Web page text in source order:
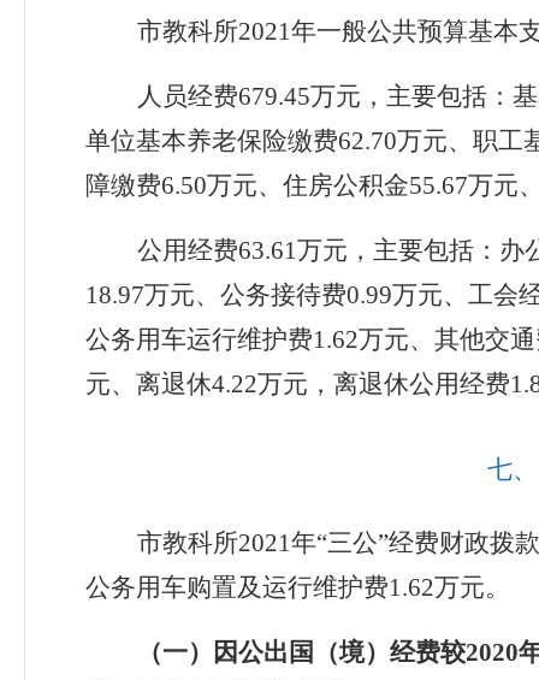
市教科所2021年一般公共预算基本
人员经费679.45万元，主要包括：
单位基本养老保险缴费62.70万元、职工
障缴费6.50万元、住房公积金55.67万元
公用经费63.61万元，主要包括：办
18.97万元、公务接待费0.99万元、工会
公务用车运行维护费1.62万元、其他交
元、离退休4.22万元，离退休公用经费
七、
市教科所2021年“三公”经费财政拨
公务用车购置及运行维护费1.62万元。
（一） 因公出国（境）经费较2020